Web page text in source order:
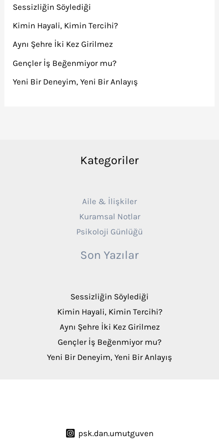
Sessizliğin Söylediği
Kimin Hayali, Kimin Tercihi?
Aynı Şehre İki Kez Girilmez
Gençler İş Beğenmiyor mu?
Yeni Bir Deneyim, Yeni Bir Anlayış
Kategoriler
Aile & İlişkiler
Kuramsal Notlar
Psikoloji Günlüğü
Son Yazılar
Sessizliğin Söylediği
Kimin Hayali, Kimin Tercihi?
Aynı Şehre İki Kez Girilmez
Gençler İş Beğenmiyor mu?
Yeni Bir Deneyim, Yeni Bir Anlayış
psk.dan.umutguven